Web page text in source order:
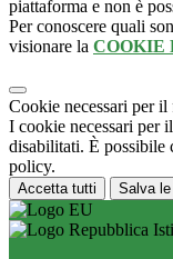
piattaforma e non è
Per conoscere quali
visionare la COOKIE
Cookie necessari per
I cookie necessari per
disabilitati. È possibile
policy.
Accetta tutti Salva